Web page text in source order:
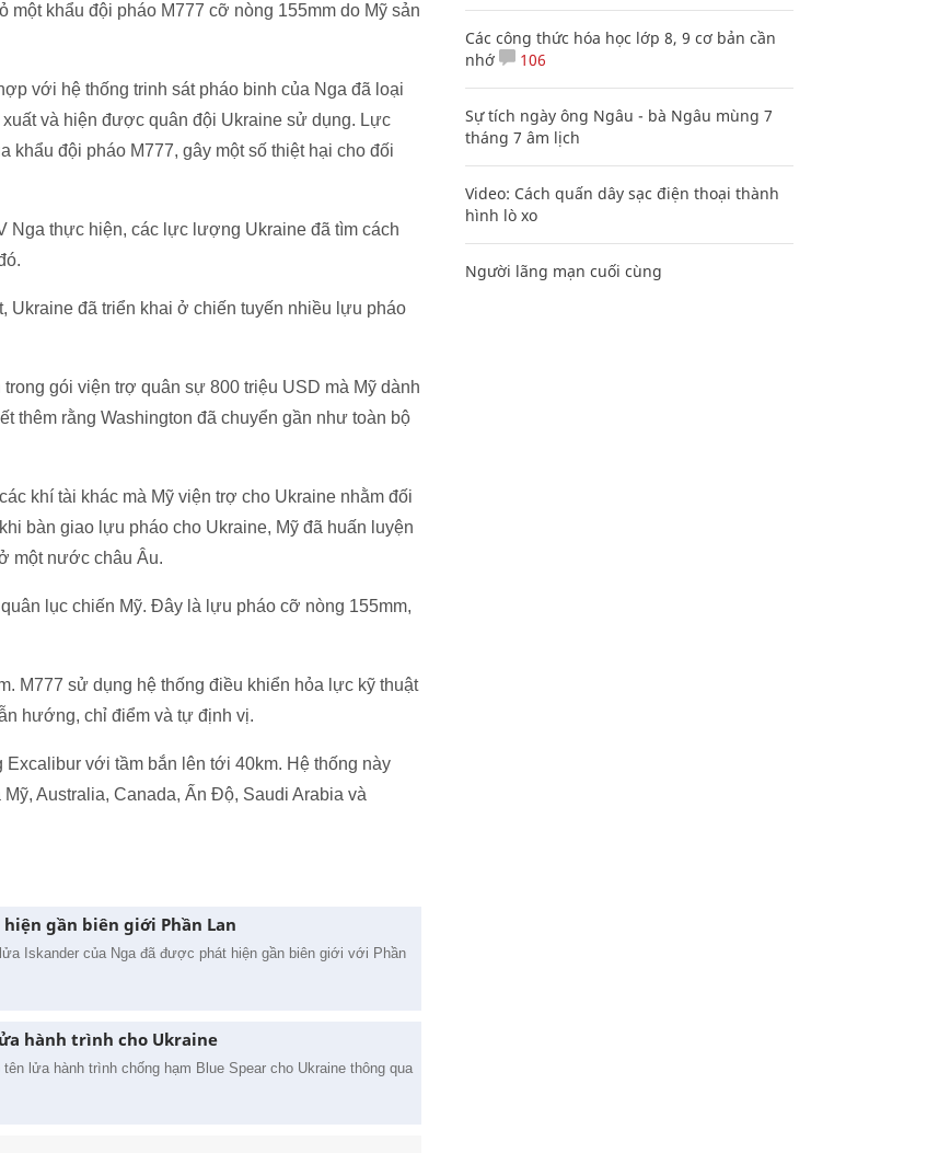
khẩu đội pháo M777 cỡ nòng 155mm do Mỹ sản
với hệ thống trinh sát pháo binh của Nga đã loại
và hiện được quân đội Ukraine sử dụng. Lực
khẩu đội pháo M777, gây một số thiệt hại cho đối
Nga thực hiện, các lực lượng Ukraine đã tìm cách
Ukraine đã triển khai ở chiến tuyến nhiều lựu pháo
gói viện trợ quân sự 800 triệu USD mà Mỹ dành
thêm rằng Washington đã chuyển gần như toàn bộ
khí tài khác mà Mỹ viện trợ cho Ukraine nhằm đối
bàn giao lựu pháo cho Ukraine, Mỹ đã huấn luyện
một nước châu Âu.
lục chiến Mỹ. Đây là lựu pháo cỡ nòng 155mm,
M777 sử dụng hệ thống điều khiển hỏa lực kỹ thuật
hướng, chỉ điểm và tự định vị.
với tầm bắn lên tới 40km. Hệ thống này
Australia, Canada, Ấn Độ, Saudi Arabia và
gần biên giới Phần Lan
Iskander của Nga đã được phát hiện gần biên giới với Phần
hành trình cho Ukraine
lửa hành trình chống hạm Blue Spear cho Ukraine thông qua
Các công thức hóa học lớp 8, 9 cơ bản cần
nhớ
106
Sự tích ngày ông Ngâu - bà Ngâu mùng 7
tháng 7 âm lịch
Video: Cách quấn dây sạc điện thoại thành
hình lò xo
Người lãng mạn cuối cùng